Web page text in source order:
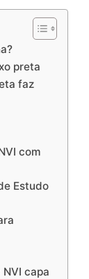
preta
faz
com
Estudo
capa